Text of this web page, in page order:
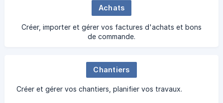
Achats
Créer, importer et gérer vos factures d'achats et bons
de commande.
Chantiers
Créer et gérer vos chantiers, planifier vos travaux.